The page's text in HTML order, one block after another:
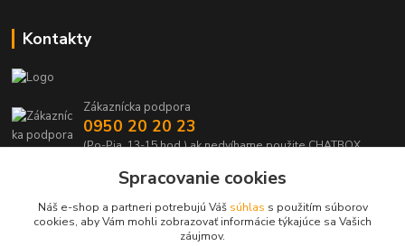
Kontakty
Zákaznícka podpora
0950 20 20 23
(Po-Pia, 13-15 hod.) ak nedvíhame použite CHATBOX
info@kabelmanie.skSpracovanie cookies
Náš e-shop a partneri potrebujú Váš súhlas s použitím súborov
cookies, aby Vám mohli zobrazovať informácie týkajúce sa Vašich
záujmov.